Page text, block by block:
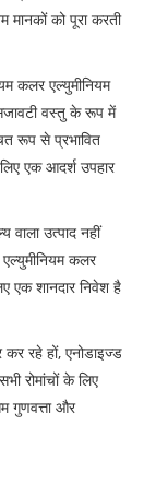
मानकों को पूरा करती
कलर एल्युमीनियम
वस्तु के रूप में
रूप से प्रभावित
एक आदर्श उपहार
उत्पाद नहीं
कलर
एक शानदार निवेश है
रहे हों, एनोडाइज्ड
रोमांचों के लिए
गुणवत्ता और